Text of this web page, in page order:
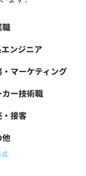
経歴に自信
人
#2 未経験からI
たい人
ブラック企
職先を見つけ
ない人の3つ
成